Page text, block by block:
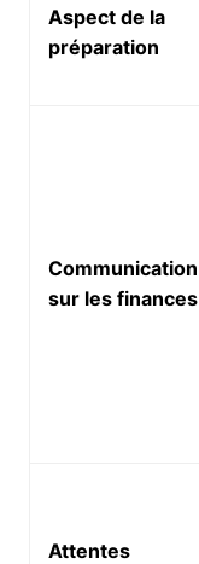
Aspect de la
préparation
Communication
sur les finances
Attentes